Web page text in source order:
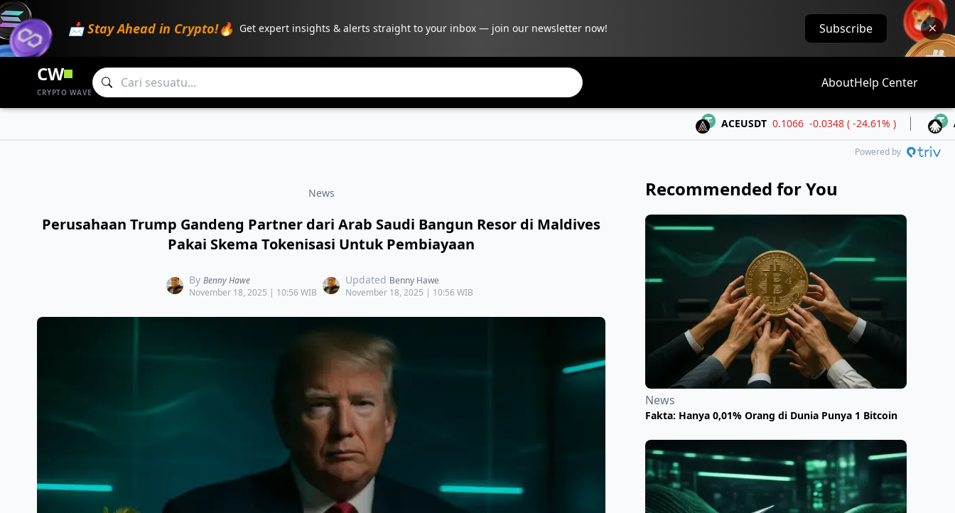
📩 Stay Ahead in Crypto!🔥 Get expert insights & alerts straight to your inbox — join our newsletter now! Subscribe
CW
CRYPTO WAVE
AboutHelp Center
ACEUSDT 0.1066 -0.0348 ( -24.61% ) ALLOUSDT
Powered by
News
Perusahaan Trump Gandeng Partner dari Arab Saudi Bangun Resor di Maldives
Pakai Skema Tokenisasi Untuk Pembiayaan
By Benny Hawe
November 18, 2025 | 10:56 WIB
Updated Benny Hawe
November 18, 2025 | 10:56 WIB
Recommended for You
News
Fakta: Hanya 0,01% Orang di Dunia Punya 1 Bitcoin